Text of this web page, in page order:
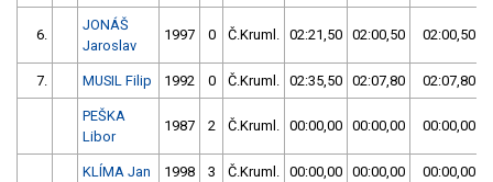
6.
JONÁŠ
Jaroslav
1997 0 Č.Kruml. 02:21,50 02:00,50 02:00,50
7. MUSIL Filip 1992 0 Č.Kruml. 02:35,50 02:07,80 02:07,80
PEŠKA
Libor
1987 2 Č.Kruml. 00:00,00 00:00,00 00:00,00
KLÍMA Jan 1998 3 Č.Kruml. 00:00,00 00:00,00 00:00,00